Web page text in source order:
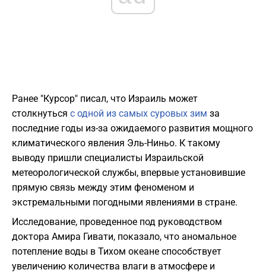
Ранее "Курсор" писал, что Израиль может
столкнуться с одной из самых суровых зим за
последние годы из-за ожидаемого развития мощного
климатического явления Эль-Ниньо. К такому
выводу пришли специалисты Израильской
метеорологической службы, впервые установившие
прямую связь между этим феноменом и
экстремальными погодными явлениями в стране.
Исследование, проведенное под руководством
доктора Амира Гивати, показало, что аномальное
потепление воды в Тихом океане способствует
увеличению количества влаги в атмосфере и